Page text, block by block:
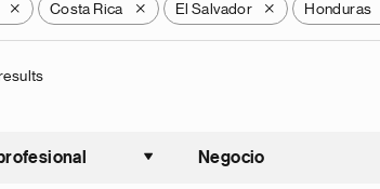
X Costa Rica X El Salvador X Honduras
Ordenar
Negocio